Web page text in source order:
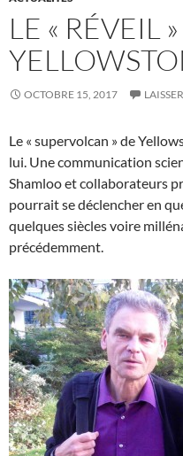
LE « RÉVEIL
OCTOBRE 15, 2017
Le « supervolcan » de
lui. Une communication
Shamloo et collaborateurs
pourrait se déclencher en
quelques siècles voire
précédemment.